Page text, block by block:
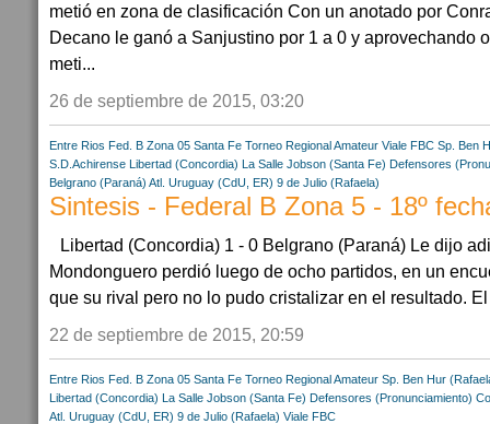
metió en zona de clasificación Con un anotado por
Decano le ganó a Sanjustino por 1 a 0 y aprovechando
meti...
26 de septiembre de 2015, 03:20
Entre Rios Fed. B Zona 05 Santa Fe Torneo Regional Amateur Viale FBC Sp. Ben
S.D.Achirense Libertad (Concordia) La Salle Jobson (Santa Fe) Defensores
Belgrano (Paraná) Atl. Uruguay (CdU, ER) 9 de Julio (Rafaela)
Sintesis - Federal B Zona 5 - 18º
Libertad (Concordia) 1 - 0 Belgrano (Paraná) Le dijo
Mondonguero perdió luego de ocho partidos, en un
que su rival pero no lo pudo cristalizar en el resultado.
22 de septiembre de 2015, 20:59
Entre Rios Fed. B Zona 05 Santa Fe Torneo Regional Amateur Sp. Ben Hur
Libertad (Concordia) La Salle Jobson (Santa Fe) Defensores (Pronunciamiento)
Atl. Uruguay (CdU, ER) 9 de Julio (Rafaela) Viale FBC